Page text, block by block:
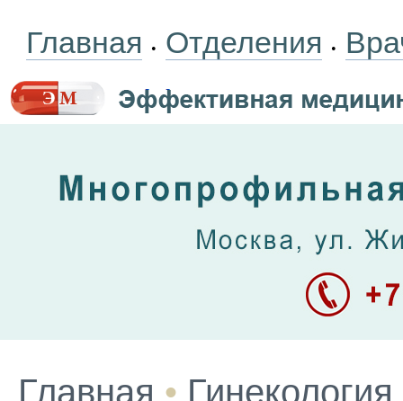
Главная • Отделения •
Главная • Гинекология